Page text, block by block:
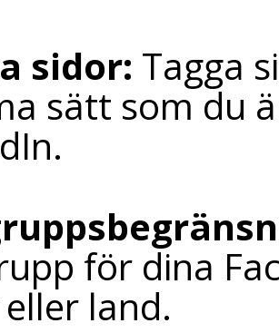
sidor: Tagga
sätt som du
för dina
land.